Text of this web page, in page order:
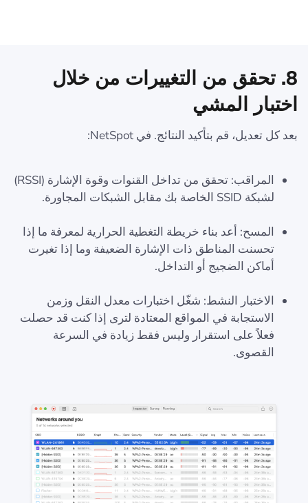
8. تحقق من التغييرات من خلال
اختبار المشي
بعد كل تعديل، قم بتأكيد النتائج. في NetSpot:
المراقب: تحقق من تداخل القنوات وقوة الإشارة (RSSI)
لشبكة SSID الخاصة بك مقابل الشبكات المجاورة.
المسح: أعد بناء خريطة التغطية الحرارية لمعرفة ما إذا
تحسنت المناطق ذات الإشارة الضعيفة وما إذا تغيرت
أماكن الضجيج أو التداخل.
الاختبار النشط: شغّل اختبارات معدل النقل وزمن
الاستجابة في المواقع المعتادة لترى إذا كنت قد حصلت
فعلاً على استقرار وليس فقط زيادة في السرعة
القصوى.